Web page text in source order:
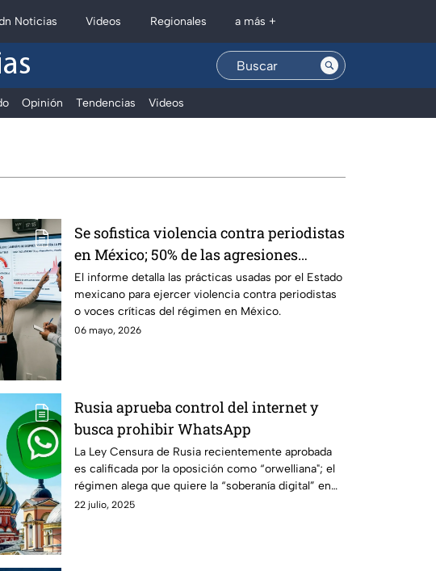
Noticias Videos Regionales a más +
Opinión Tendencias Videos
Azteca
Se sofistica violencia contra periodistas
en México; 50% de las agresiones
vienen del Estado: Artícle 19
El informe detalla las prácticas usadas por el Estado
mexicano para ejercer violencia contra periodistas
o voces críticas del régimen en México.
06 mayo, 2026
Rusia aprueba control del internet y
busca prohibir WhatsApp
La Ley Censura de Rusia recientemente aprobada
es calificada por la oposición como “orwelliana"; el
régimen alega que quiere la “soberanía digital” en
internet.
22 julio, 2025